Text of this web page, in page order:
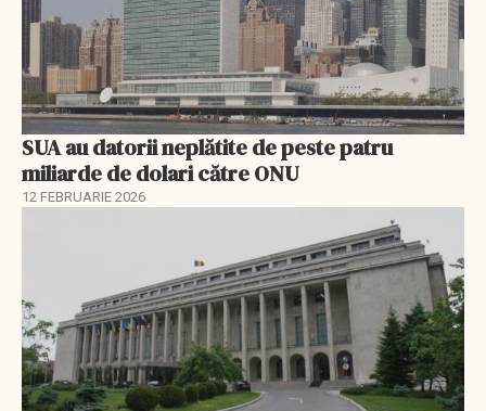
SUA au datorii neplătite de peste patru
miliarde de dolari către ONU
12 FEBRUARIE 2026